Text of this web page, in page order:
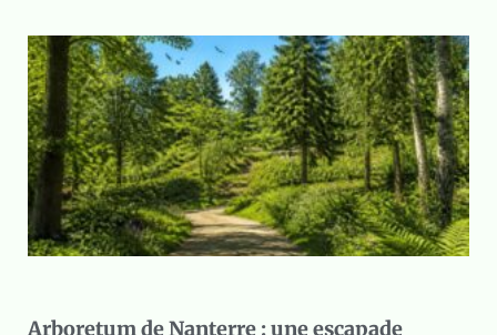
Arboretum de Nanterre : une escapade